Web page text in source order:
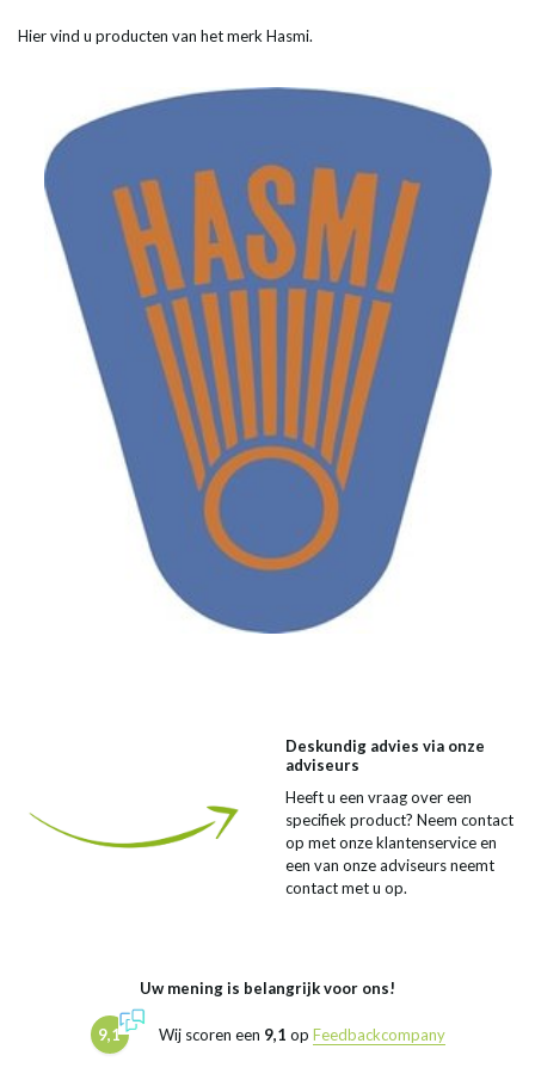
Hier vind u producten van het merk Hasmi.
Deskundig advies via onze
adviseurs
Heeft u een vraag over een
specifiek product? Neem contact
op met onze klantenservice en
een van onze adviseurs neemt
contact met u op.
Uw mening is belangrijk voor ons!
9,1 Wij scoren een 9,1 op Feedbackcompany